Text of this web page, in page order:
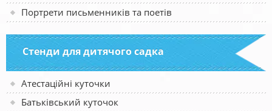
Портрети письменників та поетів
Стенди для дитячого садка
Атестаційні куточки
Батьківський куточок